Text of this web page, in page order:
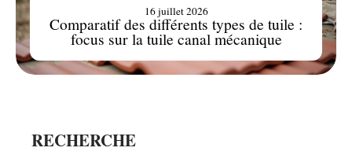
Comparatif des différents types de tuile :
focus sur la tuile canal mécanique
16 juillet 2026
RECHERCHE